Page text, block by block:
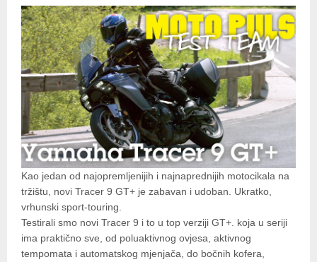
Kao jedan od najopremljenijih i najnaprednijih motocikala na
tržištu, novi Tracer 9 GT+ je zabavan i udoban. Ukratko,
vrhunski sport-touring.
Testirali smo novi Tracer 9 i to u top verziji GT+. koja u seriji
ima praktično sve, od poluaktivnog ovjesa, aktivnog
tempomata i automatskog mjenjača, do bočnih kofera,